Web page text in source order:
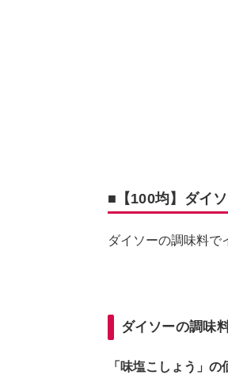
■【100均】ダイ
ダイソーの調味料で
ダイソーの調味
「味塩こしょう」の